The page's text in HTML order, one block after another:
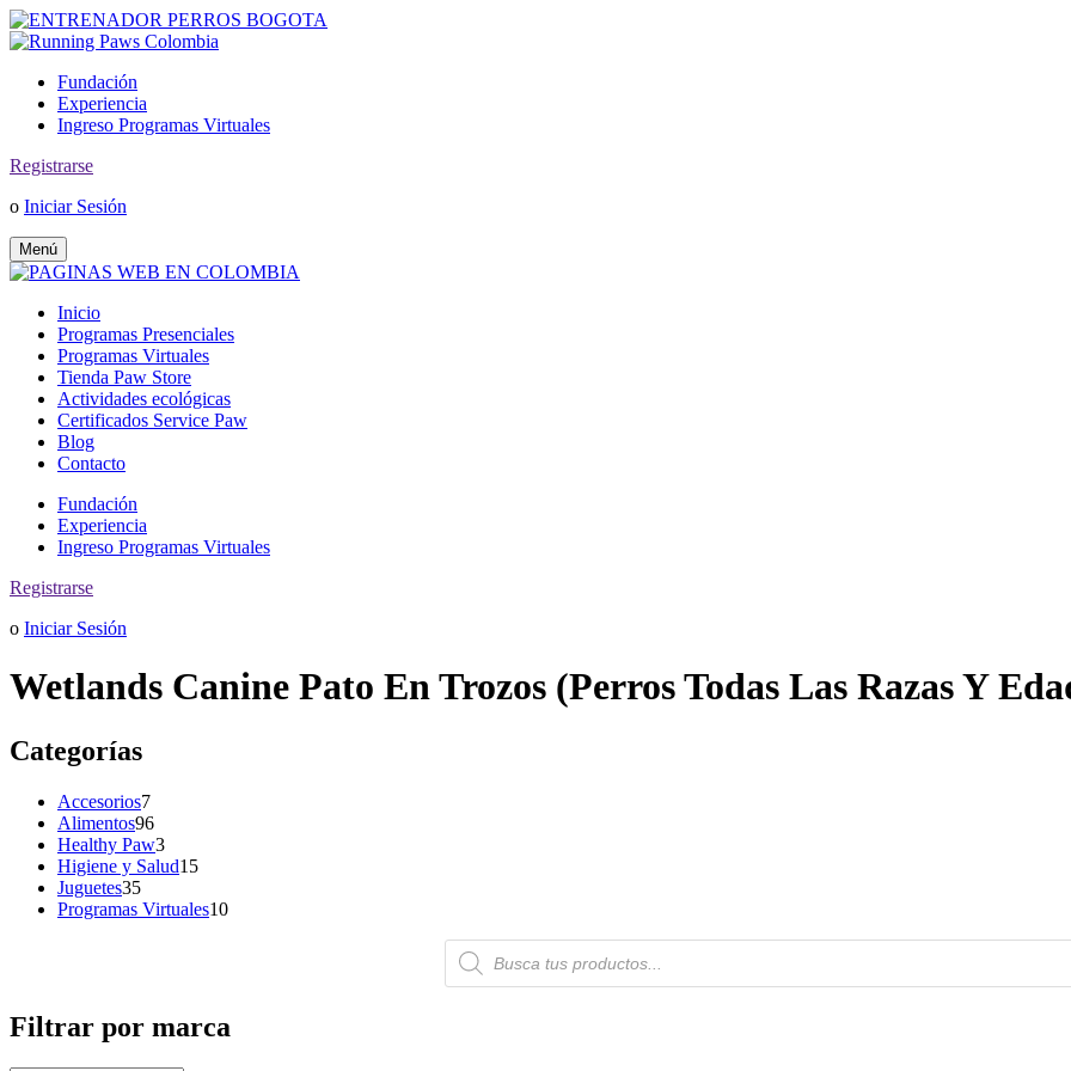
Fundación
Experiencia
Ingreso Programas Virtuales
Registrarse
o Iniciar Sesión
Menú
Inicio
Programas Presenciales
Programas Virtuales
Tienda Paw Store
Actividades ecológicas
Certificados Service Paw
Blog
Contacto
Fundación
Experiencia
Ingreso Programas Virtuales
Registrarse
o Iniciar Sesión
Wetlands Canine Pato En Trozos (Perros Todas Las Razas Y
Categorías
Accesorios77
productos
Alimentos9696
productos
Healthy Paw33
productos
Higiene y Salud1515
Juguetes3535
productos
Programas Virtuales1010
Búsqueda
de
productos
Filtrar por marca